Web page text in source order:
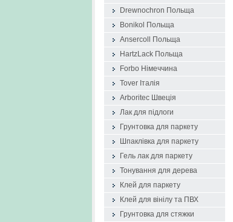
Drewnochron Польща
Bonikol Польща
Ansercoll Польща
HartzLack Польща
Forbo Німеччина
Tover Італія
Arboritec Швеція
Лак для підлоги
Грунтовка для паркету
Шпаклівка для паркету
Гель лак для паркету
Тонування для дерева
Клей для паркету
Клей для вінілу та ПВХ
Грунтовка для стяжки